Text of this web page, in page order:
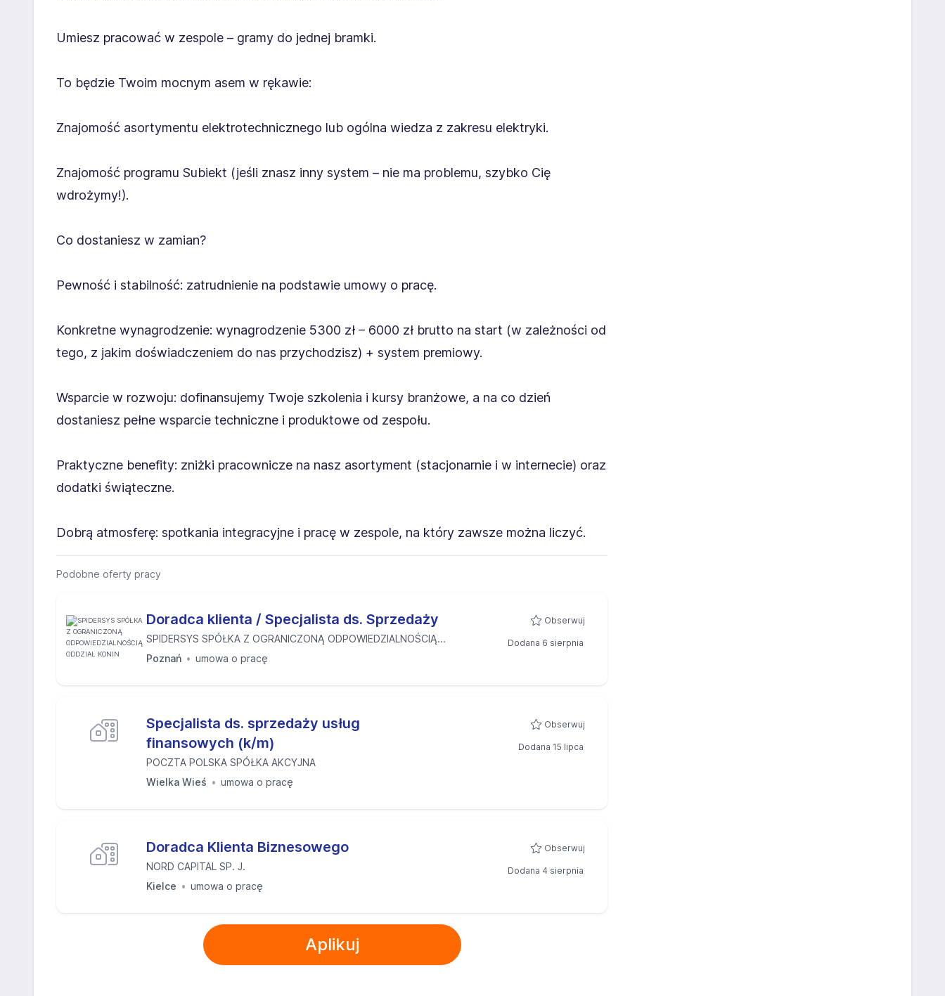
Umiesz pracować w zespole – gramy do jednej bramki.
To będzie Twoim mocnym asem w rękawie:
Znajomość asortymentu elektrotechnicznego lub ogólna wiedza z zakresu elektryki.
Znajomość programu Subiekt (jeśli znasz inny system – nie ma problemu, szybko Cię
wdrożymy!).
Co dostaniesz w zamian?
Pewność i stabilność: zatrudnienie na podstawie umowy o pracę.
Konkretne wynagrodzenie: wynagrodzenie 5300 zł – 6000 zł brutto na start (w zależności od
tego, z jakim doświadczeniem do nas przychodzisz) + system premiowy.
Wsparcie w rozwoju: dofinansujemy Twoje szkolenia i kursy branżowe, a na co dzień
dostaniesz pełne wsparcie techniczne i produktowe od zespołu.
Praktyczne benefity: zniżki pracownicze na nasz asortyment (stacjonarnie i w internecie) oraz
dodatki świąteczne.
Dobrą atmosferę: spotkania integracyjne i pracę w zespole, na który zawsze można liczyć.
Podobne oferty pracy
Doradca klienta / Specjalista ds. Sprzedaży
SPIDERSYS SPÓŁKA Z OGRANICZONĄ ODPOWIEDZIALNOŚCIĄ...
Poznań
umowa o pracę
Obserwuj
Dodana 6 sierpnia
Specjalista ds. sprzedaży usług
finansowych (k/m)
POCZTA POLSKA SPÓŁKA AKCYJNA
Wielka Wieś
umowa o pracę
Obserwuj
Dodana 15 lipca
Doradca Klienta Biznesowego
NORD CAPITAL SP. J.
Kielce
umowa o pracę
Obserwuj
Dodana 4 sierpnia
Aplikuj